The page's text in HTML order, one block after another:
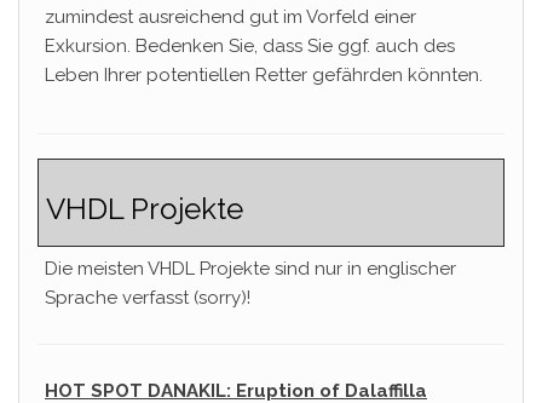
zumindest ausreichend gut im Vorfeld einer
Exkursion. Bedenken Sie, dass Sie ggf. auch des
Leben Ihrer potentiellen Retter gefährden könnten.
VHDL Projekte
Die meisten VHDL Projekte sind nur in englischer
Sprache verfasst (sorry)!
HOT SPOT DANAKIL: Eruption of Dalaffilla